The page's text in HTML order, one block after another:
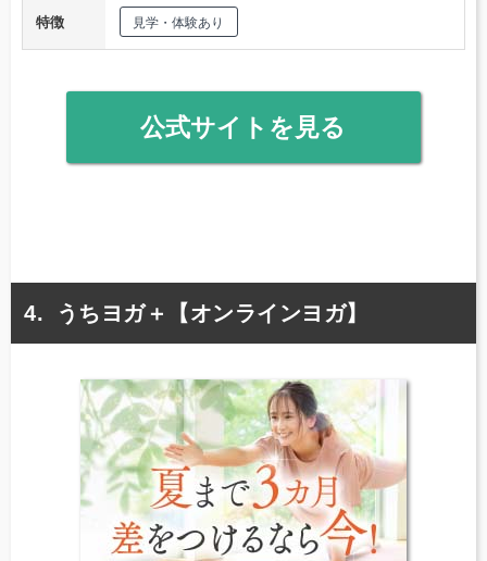
特徴 見学・体験あり
公式サイトを見る
うちヨガ＋【オンラインヨガ】